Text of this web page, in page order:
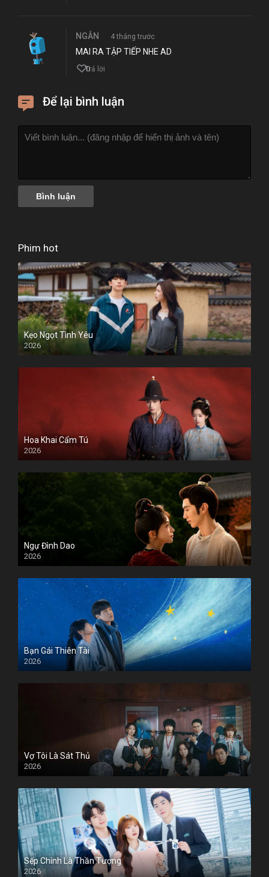
NGÂN 4 tháng trước
MAI RA TẬP TIẾP NHE AD
0
Trả lời
Để lại bình luận
Phim hot
Kẹo Ngọt Tình Yêu
2026
Hoa Khai Cẩm Tú
2026
Ngự Đình Dao
2026
Bạn Gái Thiên Tài
2026
Vợ Tôi Là Sát Thủ
2026
Sếp Chính Là Thần Tượng
2026